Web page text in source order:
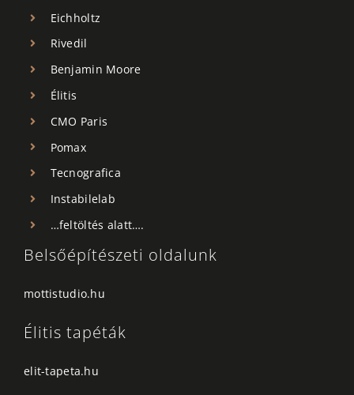
Eichholtz
Rivedil
Benjamin Moore
Élitis
CMO Paris
Pomax
Tecnografica
Instabilelab
…feltöltés alatt….
Belsőépítészeti oldalunk
mottistudio.hu
Élitis tapéták
elit-tapeta.hu